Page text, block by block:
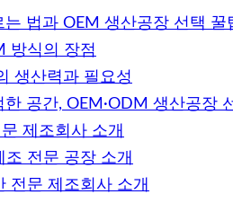
법과 OEM 생산공장 선택 꿀
방식의 장점
생산력과 필요성
공간, OEM·ODM 생산공장
제조회사 소개
전문 공장 소개
전문 제조회사 소개